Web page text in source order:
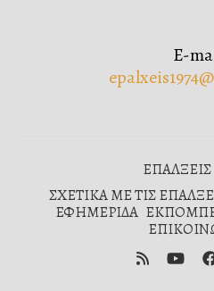
E-
ΕΠΑΛΞΕΙΣ
ΣΧΕΤΙΚΑ ΜΕ ΤΙΣ
ΕΦΗΜΕΡΙΔΑ